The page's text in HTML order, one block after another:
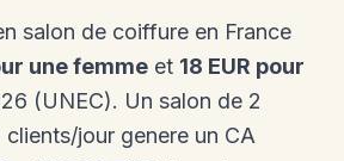
salon de coiffure en France
une femme et 18 EUR pour
(UNEC). Un salon de 2
clients/jour genere un CA